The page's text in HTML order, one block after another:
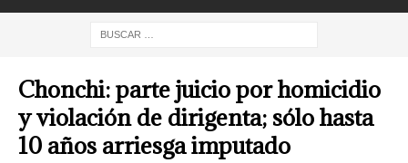
Chonchi: parte juicio por homicidio
y violación de dirigenta; sólo hasta
10 años arriesga imputado